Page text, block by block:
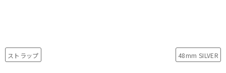
ストラップ 48mm SILVER